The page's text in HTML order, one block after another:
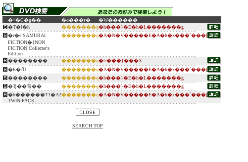
�^�C�g�� �o���ғ�
�W������
�T�[�h
�������q�h���}�E�h�L�������g
�r�e SAMURAI
FICTION�{NON
FICTION Collecter's
Edition
�������q�A�N�V�����E�A�h�x���`���[
�������� �������q�t/���}���X
�E�т̏O
�������q�A�N�V�����E�A�h�x���`���[
��������
�������q�h���}�E�h�L�������g
�Ђ��育��
�������q�h���}�E�h�L�������g
�h������T1�A2
TWIN PACK
�������q�A�N�V�����E�A�h�x���`���[
SEARCH TOP